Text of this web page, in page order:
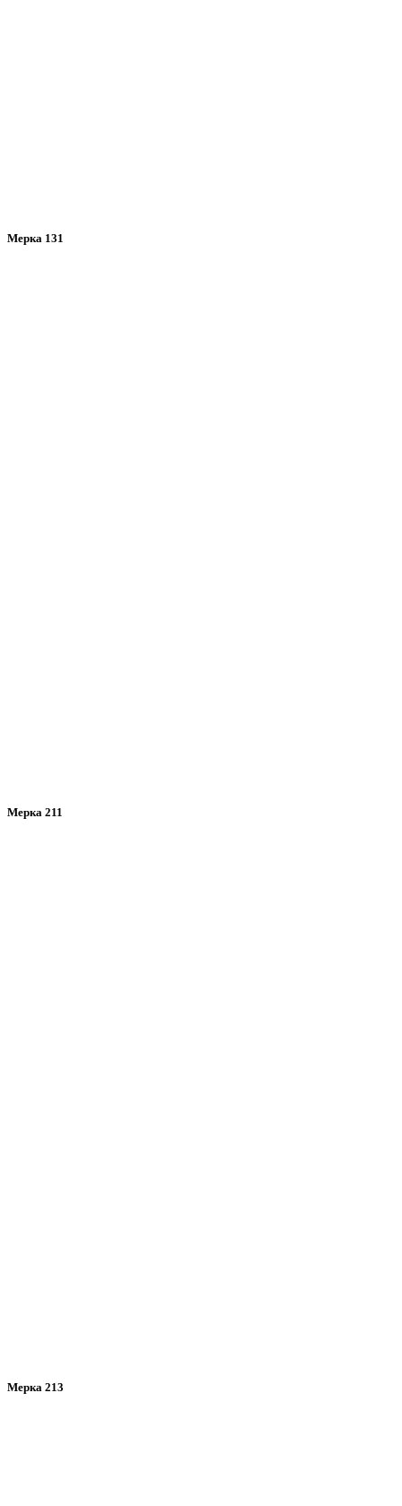
Мерка 131
Мерка 211
Мерка 213